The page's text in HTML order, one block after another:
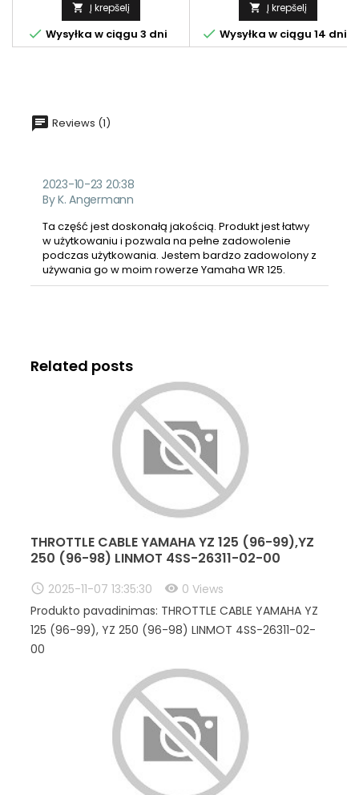
 Į krepšelį
 Wysyłka w ciągu 3 dni
 Į krepšelį
 Wysyłka w ciągu 14 dni
Reviews (1)
2023-10-23 20:38
By K. Angermann
Ta część jest doskonałą jakością. Produkt jest łatwy
w użytkowaniu i pozwala na pełne zadowolenie
podczas użytkowania. Jestem bardzo zadowolony z
używania go w moim rowerze Yamaha WR 125.
Related posts
THROTTLE CABLE YAMAHA YZ 125 (96-99),YZ
250 (96-98) LINMOT 4SS-26311-02-00
0 Views
2025-11-07 13:35:30
Produkto pavadinimas: THROTTLE CABLE YAMAHA YZ
125 (96-99), YZ 250 (96-98) LINMOT 4SS-26311-02-
00